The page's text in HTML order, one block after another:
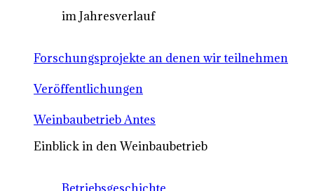
im Jahresverlauf
Forschungsprojekte an denen wir teilnehmen
Veröffentlichungen
Weinbaubetrieb Antes
Einblick in den Weinbaubetrieb